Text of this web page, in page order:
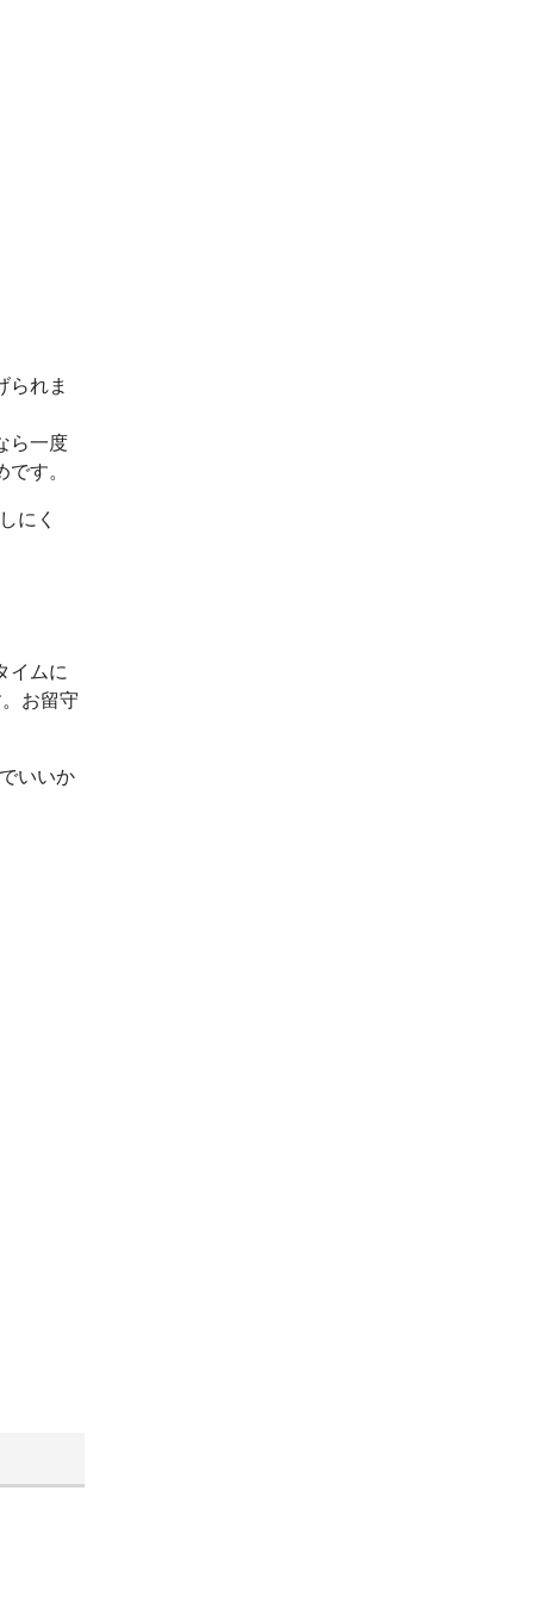
られま
ら一度
す。
にく
イムに
お留守
いいか